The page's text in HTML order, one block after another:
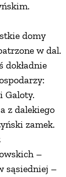
domy
w dal.
dokładnie
Galoty.
z dalekiego
zamek.
–
sąsiedniej –